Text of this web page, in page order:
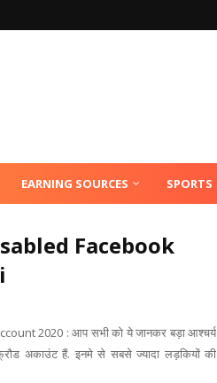
EARNING SOURCES SPORTS
Facebook
2020 : आप सभी को ये जानकर बड़ा आश्चर्य
अकाउंट हैं. इनमे से सबसे ज्यादा लड़कियों की